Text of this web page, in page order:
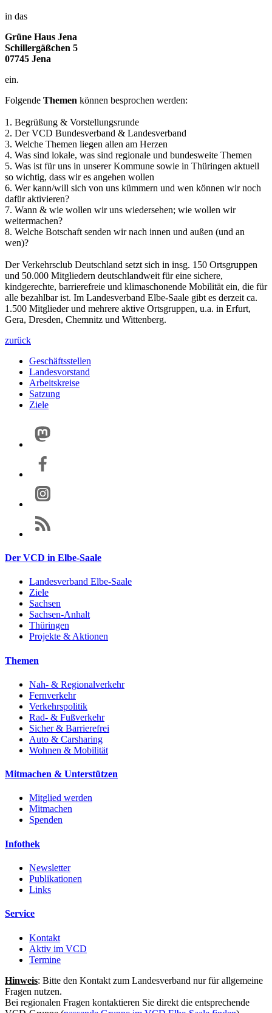
in das
Grüne Haus Jena
Schillergäßchen 5
07745 Jena
ein.
Folgende Themen können besprochen werden:
1. Begrüßung & Vorstellungsrunde
2. Der VCD Bundesverband & Landesverband
3. Welche Themen liegen allen am Herzen
4. Was sind lokale, was sind regionale und bundesweite Themen
5. Was ist für uns in unserer Kommune sowie in Thüringen aktuell
so wichtig, dass wir es angehen wollen
6. Wer kann/will sich von uns kümmern und wen können wir noch
dafür aktivieren?
7. Wann & wie wollen wir uns wiedersehen; wie wollen wir
weitermachen?
8. Welche Botschaft senden wir nach innen und außen (und an
wen)?
Der Verkehrsclub Deutschland setzt sich in insg. 150 Ortsgruppen
und 50.000 Mitgliedern deutschlandweit für eine sichere,
kindgerechte, barrierefreie und klimaschonende Mobilität ein, die für
alle bezahlbar ist. Im Landesverband Elbe-Saale gibt es derzeit ca.
1.500 Mitglieder und mehrere aktive Ortsgruppen, u.a. in Erfurt,
Gera, Dresden, Chemnitz und Wittenberg.
zurück
Geschäftsstellen
Landesvorstand
Arbeitskreise
Satzung
Ziele
Der VCD in Elbe-Saale
Landesverband Elbe-Saale
Ziele
Sachsen
Sachsen-Anhalt
Thüringen
Projekte & Aktionen
Themen
Nah- & Regionalverkehr
Fernverkehr
Verkehrspolitik
Rad- & Fußverkehr
Sicher & Barrierefrei
Auto & Carsharing
Wohnen & Mobilität
Mitmachen & Unterstützen
Mitglied werden
Mitmachen
Spenden
Infothek
Newsletter
Publikationen
Links
Service
Kontakt
Aktiv im VCD
Termine
Hinweis: Bitte den Kontakt zum Landesverband nur für allgemeine
Fragen nutzen.
Bei regionalen Fragen kontaktieren Sie direkt die entsprechende